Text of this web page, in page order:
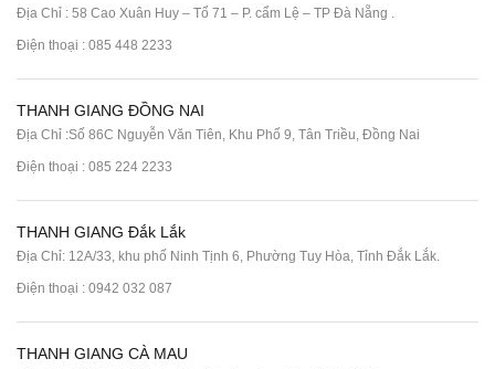
Địa Chỉ : 58 Cao Xuân Huy – Tổ 71 – P. cẩm Lệ – TP Đà Nẵng .
Điện thoại : 085 448 2233
THANH GIANG ĐỒNG NAI
Địa Chỉ :Số 86C Nguyễn Văn Tiên, Khu Phố 9, Tân Triều, Đồng Nai
Điện thoại : 085 224 2233
THANH GIANG Đắk Lắk
Địa Chỉ: 12A/33, khu phố Ninh Tịnh 6, Phường Tuy Hòa, Tỉnh Đắk Lắk.
Điện thoại : 0942 032 087
THANH GIANG CÀ MAU